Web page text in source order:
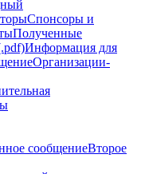
Спонсоры и
Полученные
Информация для
Организации-
сообщениеВторое